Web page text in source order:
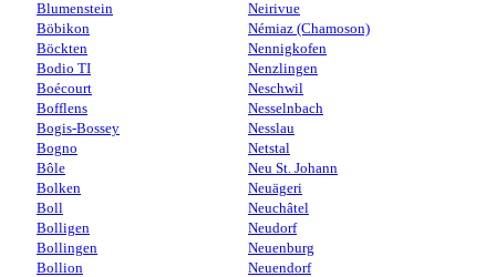
Blumenstein
Böbikon
Böckten
Bodio TI
Boécourt
Bofflens
Bogis-Bossey
Bogno
Bôle
Bolken
Boll
Bolligen
Bollingen
Bollion
Neirivue
Némiaz (Chamoson)
Nennigkofen
Nenzlingen
Neschwil
Nesselnbach
Nesslau
Netstal
Neu St. Johann
Neuägeri
Neuchâtel
Neudorf
Neuenburg
Neuendorf